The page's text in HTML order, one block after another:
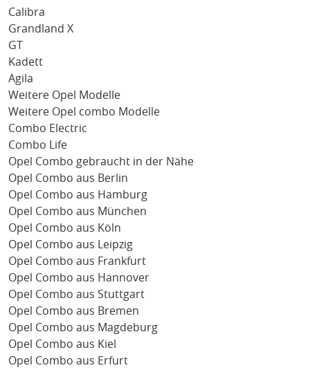
Calibra
Grandland X
GT
Kadett
Agila
Weitere Opel Modelle
Weitere Opel combo Modelle
Combo Electric
Combo Life
Opel Combo gebraucht in der Nähe
Opel Combo aus Berlin
Opel Combo aus Hamburg
Opel Combo aus München
Opel Combo aus Köln
Opel Combo aus Leipzig
Opel Combo aus Frankfurt
Opel Combo aus Hannover
Opel Combo aus Stuttgart
Opel Combo aus Bremen
Opel Combo aus Magdeburg
Opel Combo aus Kiel
Opel Combo aus Erfurt